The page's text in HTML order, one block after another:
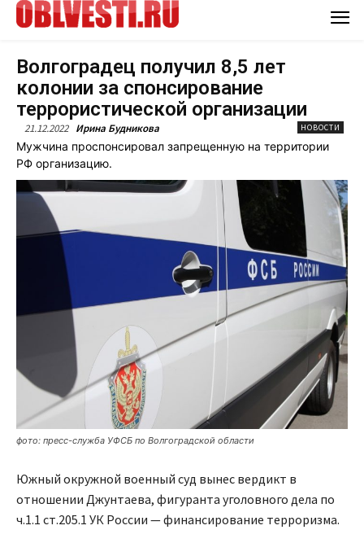
Волгоградец получил 8,5 лет
колонии за спонсирование
террористической организации
21.12.2022 Ирина Будникова НОВОСТИ
Мужчина проспонсировал запрещенную на территории
РФ организацию.
фото: пресс-служба УФСБ по Волгоградской области
Южный окружной военный суд вынес вердикт в
отношении Джунтаева, фигуранта уголовного дела по
ч.1.1 ст.205.1 УК России — финансирование терроризма.